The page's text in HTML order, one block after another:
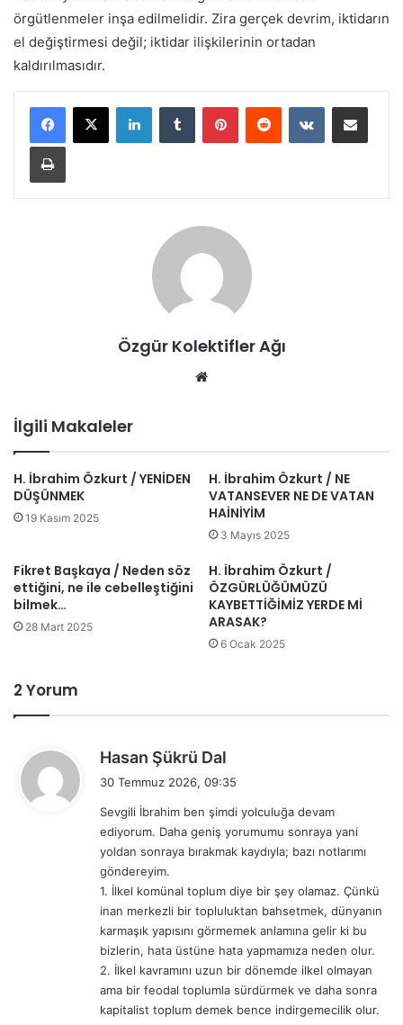
örgütlenmeler inşa edilmelidir. Zira gerçek devrim, iktidarın
el değiştirmesi değil; iktidar ilişkilerinin ortadan
kaldırılmasıdır.
LinkedInTumblr PinterestReddit VKontakteE-Posta ile paylaş
Yazdır
Özgür Kolektifler Ağı
İlgili Makaleler
H. İbrahim Özkurt / YENİDEN
DÜŞÜNMEK
19 Kasım 2025
H. İbrahim Özkurt / NE
VATANSEVER NE DE VATAN
HAİNİYİM
3 Mayıs 2025
Fikret Başkaya / Neden söz
ettiğini, ne ile cebelleştiğini
bilmek…
28 Mart 2025
H. İbrahim Özkurt /
ÖZGÜRLÜĞÜMÜZÜ
KAYBETTİĞİMİZ YERDE Mİ
ARASAK?
6 Ocak 2025
2 Yorum
Hasan Şükrü Dal
i
k
i
30 Temmuz 2026, 09:35
Sevgili İbrahim ben şimdi yolculuğa devam
ediyorum. Daha geniş yorumumu sonraya yani
yoldan sonraya bırakmak kaydıyla; bazı notlarımı
göndereyim.
1. İlkel komünal toplum diye bir şey olamaz. Çünkü
inan merkezli bir topluluktan bahsetmek, dünyanın
karmaşık yapısını görmemek anlamına gelir ki bu
bizlerin, hata üstüne hata yapmamıza neden olur.
2. İlkel kavramını uzun bir dönemde ilkel olmayan
ama bir feodal toplumla sürdürmek ve daha sonra
kapitalist toplum demek bence indirgemecilik olur.